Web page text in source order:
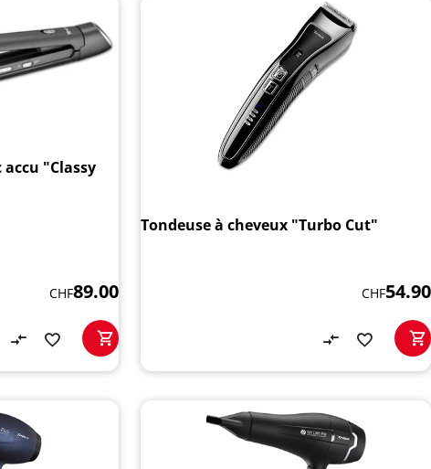
accu "Classy
CHF89.00
Tondeuse à cheveux "Turbo Cut"
CHF54.90